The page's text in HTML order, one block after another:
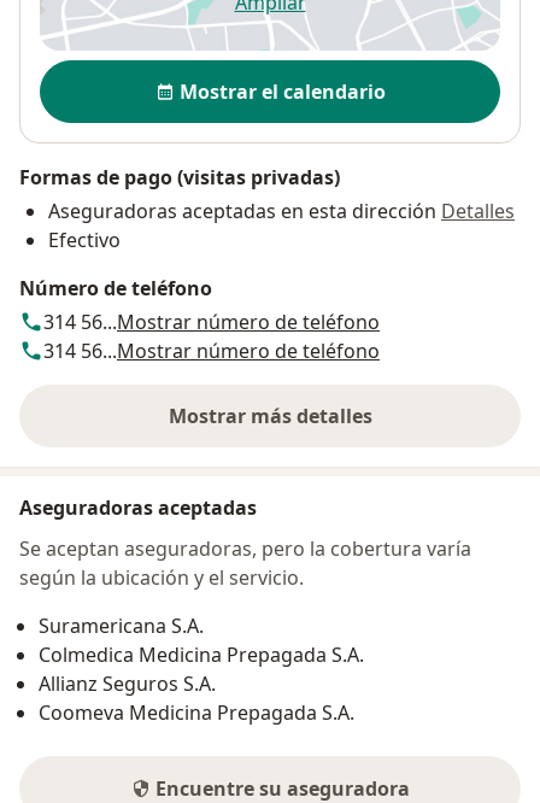
se abre en una nueva
Disponibilidad
Mostrar el calendario
Formas de pago (visitas privadas)
Aseguradoras aceptadas en esta dirección Detalles
Efectivo
Número de teléfono
314 56...Mostrar número de teléfono
314 56...Mostrar número de teléfono
Mostrar más detalles
sobre la dirección
Aseguradoras aceptadas
Se aceptan aseguradoras, pero la cobertura varía
según la ubicación y el servicio.
Suramericana S.A.
Colmedica Medicina Prepagada S.A.
Allianz Seguros S.A.
Coomeva Medicina Prepagada S.A.
Encuentre su aseguradora